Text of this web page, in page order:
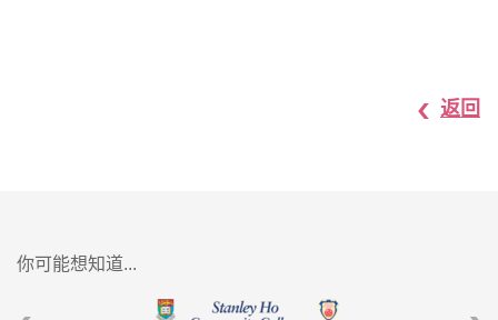
返回
你可能想知道...